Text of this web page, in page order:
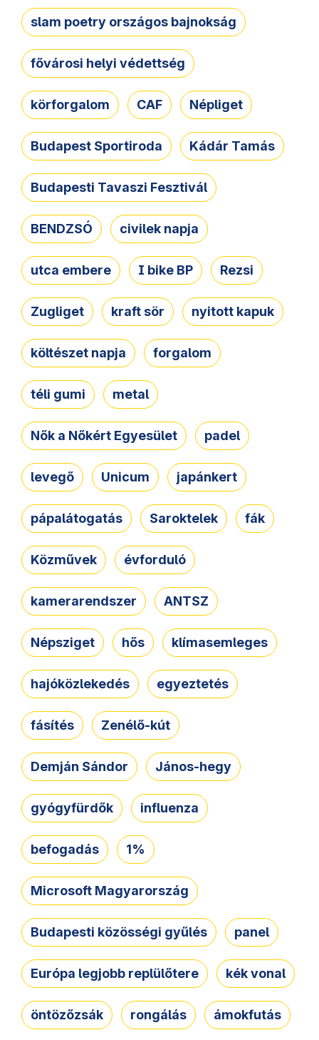
slam poetry országos bajnokság
fővárosi helyi védettség
körforgalom CAF Népliget
Budapest Sportiroda Kádár Tamás
Budapesti Tavaszi Fesztivál
BENDZSÓ civilek napja
utca embere I bike BP Rezsi
Zugliget kraft sör nyitott kapuk
költészet napja forgalom
téli gumi metal
Nők a Nőkért Egyesület padel
levegő Unicum japánkert
pápalátogatás Saroktelek fák
Közművek évforduló
kamerarendszer ANTSZ
Népsziget hős klímasemleges
hajóközlekedés egyeztetés
fásítés Zenélő-kút
Demján Sándor János-hegy
gyógyfürdők influenza
befogadás 1%
Microsoft Magyarország
Budapesti közösségi gyűlés panel
Európa legjobb replülőtere kék vonal
öntözőzsák rongálás ámokfutás